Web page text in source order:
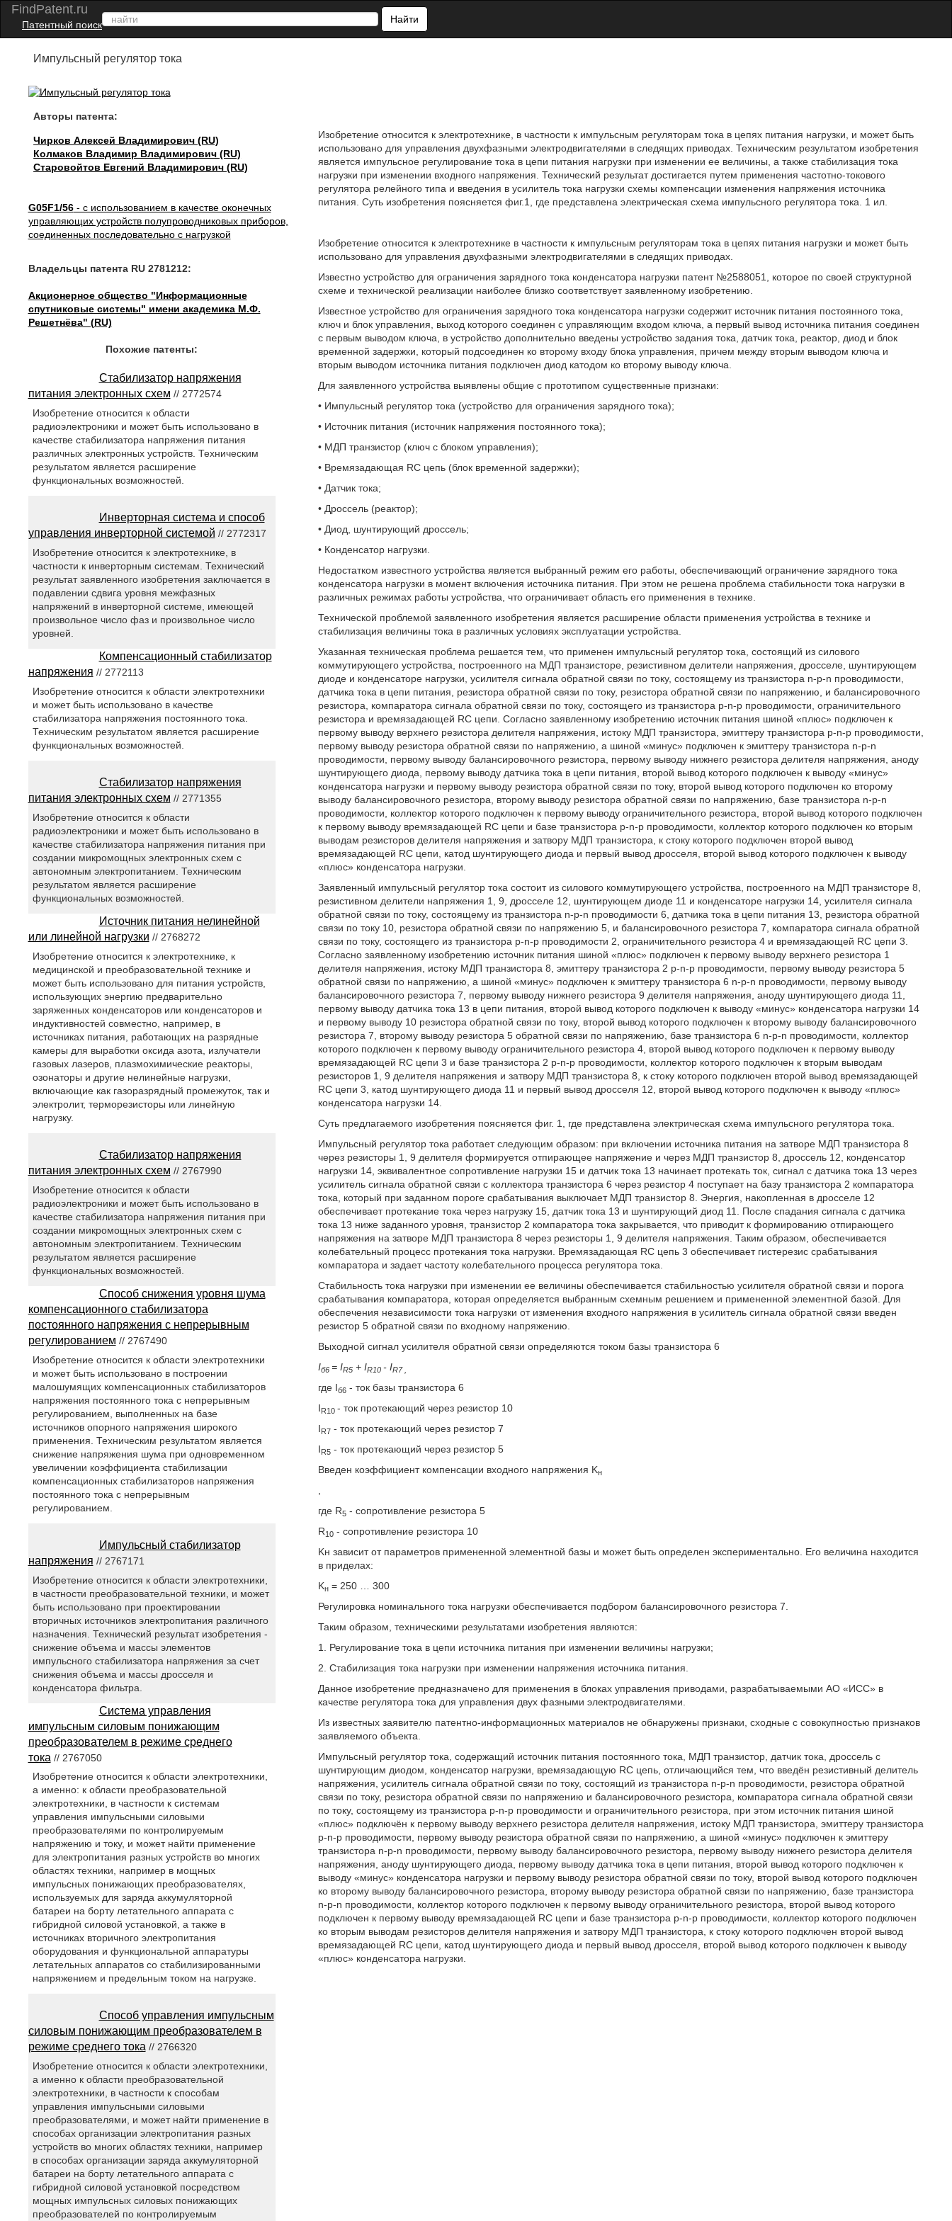
FindPatent.ru
Патентный поиск
Найти
Импульсный регулятор тока
Авторы патента:
Чирков Алексей Владимирович (RU)
Колмаков Владимир Владимирович (RU)
Старовойтов Евгений Владимирович (RU)
G05F1/56- с использованием в качестве оконечных
управляющих устройств полупроводниковых приборов,
соединенных последовательно с нагрузкой
Владельцы патента RU 2781212:
Акционерное общество "Информационные
спутниковые системы" имени академика М.Ф.
Решетнёва" (RU)
Изобретение относится к электротехнике, в частности к импульсным регуляторам тока в цепях питания нагрузки, и может быть
использовано для управления двухфазными электродвигателями в следящих приводах. Техническим результатом изобретения
является импульсное регулирование тока в цепи питания нагрузки при изменении ее величины, а также стабилизация тока
нагрузки при изменении входного напряжения. Технический результат достигается путем применения частотно-токового
регулятора релейного типа и введения в усилитель тока нагрузки схемы компенсации изменения напряжения источника
питания. Суть изобретения поясняется фиг.1, где представлена электрическая схема импульсного регулятора тока. 1 ил.
Изобретение относится к электротехнике в частности к импульсным регуляторам тока в цепях питания нагрузки и может быть
использовано для управления двухфазными электродвигателями в следящих приводах.
Известно устройство для ограничения зарядного тока конденсатора нагрузки патент №2588051, которое по своей структурной
схеме и технической реализации наиболее близко соответствует заявленному изобретению.
Известное устройство для ограничения зарядного тока конденсатора нагрузки содержит источник питания постоянного тока,
ключ и блок управления, выход которого соединен с управляющим входом ключа, а первый вывод источника питания соединен
с первым выводом ключа, в устройство дополнительно введены устройство задания тока, датчик тока, реактор, диод и блок
временной задержки, который подсоединен ко второму входу блока управления, причем между вторым выводом ключа и
вторым выводом источника питания подключен диод катодом ко второму выводу ключа.
Для заявленного устройства выявлены общие с прототипом существенные признаки:
• Импульсный регулятор тока (устройство для ограничения зарядного тока);
• Источник питания (источник напряжения постоянного тока);
• МДП транзистор (ключ с блоком управления);
• Времязадающая RC цепь (блок временной задержки);
• Датчик тока;
• Дроссель (реактор);
• Диод, шунтирующий дроссель;
• Конденсатор нагрузки.
Недостатком известного устройства является выбранный режим его работы, обеспечивающий ограничение зарядного тока
конденсатора нагрузки в момент включения источника питания. При этом не решена проблема стабильности тока нагрузки в
различных режимах работы устройства, что ограничивает область его применения в технике.
Технической проблемой заявленного изобретения является расширение области применения устройства в технике и
стабилизация величины тока в различных условиях эксплуатации устройства.
Указанная техническая проблема решается тем, что применен импульсный регулятор тока, состоящий из силового
коммутирующего устройства, построенного на МДП транзисторе, резистивном делители напряжения, дросселе, шунтирующем
диоде и конденсаторе нагрузки, усилителя сигнала обратной связи по току, состоящему из транзистора n-p-n проводимости,
датчика тока в цепи питания, резистора обратной связи по току, резистора обратной связи по напряжению, и балансировочного
резистора, компаратора сигнала обратной связи по току, состоящего из транзистора p-n-p проводимости, ограничительного
резистора и времязадающей RC цепи. Согласно заявленному изобретению источник питания шиной «плюс» подключен к
первому выводу верхнего резистора делителя напряжения, истоку МДП транзистора, эмиттеру транзистора p-n-p проводимости,
первому выводу резистора обратной связи по напряжению, а шиной «минус» подключен к эмиттеру транзистора n-p-n
проводимости, первому выводу балансировочного резистора, первому выводу нижнего резистора делителя напряжения, аноду
шунтирующего диода, первому выводу датчика тока в цепи питания, второй вывод которого подключен к выводу «минус»
конденсатора нагрузки и первому выводу резистора обратной связи по току, второй вывод которого подключен ко второму
выводу балансировочного резистора, второму выводу резистора обратной связи по напряжению, базе транзистора n-p-n
проводимости, коллектор которого подключен к первому выводу ограничительного резистора, второй вывод которого подключен
к первому выводу времязадающей RC цепи и базе транзистора p-n-p проводимости, коллектор которого подключен ко вторым
выводам резисторов делителя напряжения и затвору МДП транзистора, к стоку которого подключен второй вывод
времязадающей RC цепи, катод шунтирующего диода и первый вывод дросселя, второй вывод которого подключен к выводу
«плюс» конденсатора нагрузки.
Заявленный импульсный регулятор тока состоит из силового коммутирующего устройства, построенного на МДП транзисторе 8,
резистивном делители напряжения 1, 9, дросселе 12, шунтирующем диоде 11 и конденсаторе нагрузки 14, усилителя сигнала
обратной связи по току, состоящему из транзистора n-p-n проводимости 6, датчика тока в цепи питания 13, резистора обратной
связи по току 10, резистора обратной связи по напряжению 5, и балансировочного резистора 7, компаратора сигнала обратной
связи по току, состоящего из транзистора p-n-p проводимости 2, ограничительного резистора 4 и времязадающей RC цепи 3.
Согласно заявленному изобретению источник питания шиной «плюс» подключен к первому выводу верхнего резистора 1
делителя напряжения, истоку МДП транзистора 8, эмиттеру транзистора 2 p-n-p проводимости, первому выводу резистора 5
обратной связи по напряжению, а шиной «минус» подключен к эмиттеру транзистора 6 n-p-n проводимости, первому выводу
балансировочного резистора 7, первому выводу нижнего резистора 9 делителя напряжения, аноду шунтирующего диода 11,
первому выводу датчика тока 13 в цепи питания, второй вывод которого подключен к выводу «минус» конденсатора нагрузки 14
и первому выводу 10 резистора обратной связи по току, второй вывод которого подключен к второму выводу балансировочного
резистора 7, второму выводу резистора 5 обратной связи по напряжению, базе транзистора 6 n-p-n проводимости, коллектор
которого подключен к первому выводу ограничительного резистора 4, второй вывод которого подключен к первому выводу
времязадающей RC цепи 3 и базе транзистора 2 p-n-p проводимости, коллектор которого подключен к вторым выводам
резисторов 1, 9 делителя напряжения и затвору МДП транзистора 8, к стоку которого подключен второй вывод времязадающей
RC цепи 3, катод шунтирующего диода 11 и первый вывод дросселя 12, второй вывод которого подключен к выводу «плюс»
конденсатора нагрузки 14.
Суть предлагаемого изобретения поясняется фиг. 1, где представлена электрическая схема импульсного регулятора тока.
Импульсный регулятор тока работает следующим образом: при включении источника питания на затворе МДП транзистора 8
через резисторы 1, 9 делителя формируется отпирающее напряжение и через МДП транзистор 8, дроссель 12, конденсатор
нагрузки 14, эквивалентное сопротивление нагрузки 15 и датчик тока 13 начинает протекать ток, сигнал с датчика тока 13 через
усилитель сигнала обратной связи с коллектора транзистора 6 через резистор 4 поступает на базу транзистора 2 компаратора
тока, который при заданном пороге срабатывания выключает МДП транзистор 8. Энергия, накопленная в дросселе 12
обеспечивает протекание тока через нагрузку 15, датчик тока 13 и шунтирующий диод 11. После спадания сигнала с датчика
тока 13 ниже заданного уровня, транзистор 2 компаратора тока закрывается, что приводит к формированию отпирающего
напряжения на затворе МДП транзистора 8 через резисторы 1, 9 делителя напряжения. Таким образом, обеспечивается
колебательный процесс протекания тока нагрузки. Времязадающая RC цепь 3 обеспечивает гистерезис срабатывания
компаратора и задает частоту колебательного процесса регулятора тока.
Стабильность тока нагрузки при изменении ее величины обеспечивается стабильностью усилителя обратной связи и порога
срабатывания компаратора, которая определяется выбранным схемным решением и примененной элементной базой. Для
обеспечения независимости тока нагрузки от изменения входного напряжения в усилитель сигнала обратной связи введен
резистор 5 обратной связи по входному напряжению.
Выходной сигнал усилителя обратной связи определяются током базы транзистора 6
Iб6 = IR5 + IR10 - IR7,
где Iб6 - ток базы транзистора 6
IR10- ток протекающий через резистор 10
IR7 - ток протекающий через резистор 7
IR5 - ток протекающий через резистор 5
Введен коэффициент компенсации входного напряжения Kн
где R5 - сопротивление резистора 5
R10 - сопротивление резистора 10
Kн зависит от параметров примененной элементной базы и может быть определен экспериментально. Его величина находится
в приделах:
Kн = 250 … 300
Регулировка номинального тока нагрузки обеспечивается подбором балансировочного резистора 7.
Таким образом, техническими результатами изобретения являются:
1. Регулирование тока в цепи источника питания при изменении величины нагрузки;
2. Стабилизация тока нагрузки при изменении напряжения источника питания.
Данное изобретение предназначено для применения в блоках управления приводами, разрабатываемыми АО «ИСС» в
качестве регулятора тока для управления двух фазными электродвигателями.
Из известных заявителю патентно-информационных материалов не обнаружены признаки, сходные с совокупностью признаков
заявляемого объекта.
Импульсный регулятор тока, содержащий источник питания постоянного тока, МДП транзистор, датчик тока, дроссель с
шунтирующим диодом, конденсатор нагрузки, времязадающую RC цепь, отличающийся тем, что введён резистивный делитель
напряжения, усилитель сигнала обратной связи по току, состоящий из транзистора n-p-n проводимости, резистора обратной
связи по току, резистора обратной связи по напряжению и балансировочного резистора, компаратора сигнала обратной связи
по току, состоящему из транзистора p-n-p проводимости и ограничительного резистора, при этом источник питания шиной
«плюс» подключён к первому выводу верхнего резистора делителя напряжения, истоку МДП транзистора, эмиттеру транзистора
p-n-p проводимости, первому выводу резистора обратной связи по напряжению, а шиной «минус» подключен к эмиттеру
транзистора n-p-n проводимости, первому выводу балансировочного резистора, первому выводу нижнего резистора делителя
напряжения, аноду шунтирующего диода, первому выводу датчика тока в цепи питания, второй вывод которого подключен к
выводу «минус» конденсатора нагрузки и первому выводу резистора обратной связи по току, второй вывод которого подключен
ко второму выводу балансировочного резистора, второму выводу резистора обратной связи по напряжению, базе транзистора
n-p-n проводимости, коллектор которого подключен к первому выводу ограничительного резистора, второй вывод которого
подключен к первому выводу времязадающей RC цепи и базе транзистора p-n-p проводимости, коллектор которого подключен
ко вторым выводам резисторов делителя напряжения и затвору МДП транзистора, к стоку которого подключен второй вывод
времязадающей RC цепи, катод шунтирующего диода и первый вывод дросселя, второй вывод которого подключен к выводу
«плюс» конденсатора нагрузки.
Похожие патенты:
Стабилизатор напряжения
питания электронных схем // 2772574
Изобретение относится к области
радиоэлектроники и может быть использовано в
качестве стабилизатора напряжения питания
различных электронных устройств. Техническим
результатом является расширение
функциональных возможностей.
Инверторная система и способ
управления инверторной системой // 2772317
Изобретение относится к электротехнике, в
частности к инверторным системам. Технический
результат заявленного изобретения заключается в
подавлении сдвига уровня межфазных
напряжений в инверторной системе, имеющей
произвольное число фаз и произвольное число
уровней.
Компенсационный стабилизатор
напряжения // 2772113
Изобретение относится к области электротехники
и может быть использовано в качестве
стабилизатора напряжения постоянного тока.
Техническим результатом является расширение
функциональных возможностей.
Стабилизатор напряжения
питания электронных схем // 2771355
Изобретение относится к области
радиоэлектроники и может быть использовано в
качестве стабилизатора напряжения питания при
создании микромощных электронных схем с
автономным электропитанием. Техническим
результатом является расширение
функциональных возможностей.
Источник питания нелинейной
или линейной нагрузки // 2768272
Изобретение относится к электротехнике, к
медицинской и преобразовательной технике и
может быть использовано для питания устройств,
использующих энергию предварительно
заряженных конденсаторов или конденсаторов и
индуктивностей совместно, например, в
источниках питания, работающих на разрядные
камеры для выработки оксида азота, излучатели
газовых лазеров, плазмохимические реакторы,
озонаторы и другие нелинейные нагрузки,
включающие как газоразрядный промежуток, так и
электролит, терморезисторы или линейную
нагрузку.
Стабилизатор напряжения
питания электронных схем // 2767990
Изобретение относится к области
радиоэлектроники и может быть использовано в
качестве стабилизатора напряжения питания при
создании микромощных электронных схем с
автономным электропитанием. Техническим
результатом является расширение
функциональных возможностей.
Способ снижения уровня шума
компенсационного стабилизатора
постоянного напряжения с непрерывным
регулированием // 2767490
Изобретение относится к области электротехники
и может быть использовано в построении
малошумящих компенсационных стабилизаторов
напряжения постоянного тока с непрерывным
регулированием, выполненных на базе
источников опорного напряжения широкого
применения. Техническим результатом является
снижение напряжения шума при одновременном
увеличении коэффициента стабилизации
компенсационных стабилизаторов напряжения
постоянного тока с непрерывным
регулированием.
Импульсный стабилизатор
напряжения // 2767171
Изобретение относится к области электротехники,
в частности преобразовательной техники, и может
быть использовано при проектировании
вторичных источников электропитания различного
назначения. Технический результат изобретения -
снижение объема и массы элементов
импульсного стабилизатора напряжения за счет
снижения объема и массы дросселя и
конденсатора фильтра.
Система управления
импульсным силовым понижающим
преобразователем в режиме среднего
тока // 2767050
Изобретение относится к области электротехники,
а именно: к области преобразовательной
электротехники, в частности к системам
управления импульсными силовыми
преобразователями по контролируемым
напряжению и току, и может найти применение
для электропитания разных устройств во многих
областях техники, например в мощных
импульсных понижающих преобразователях,
используемых для заряда аккумуляторной
батареи на борту летательного аппарата с
гибридной силовой установкой, а также в
источниках вторичного электропитания
оборудования и функциональной аппаратуры
летательных аппаратов со стабилизированными
напряжением и предельным током на нагрузке.
Способ управления импульсным
силовым понижающим преобразователем в
режиме среднего тока// 2766320
Изобретение относится к области электротехники,
а именно к области преобразовательной
электротехники, в частности к способам
управления импульсными силовыми
преобразователями, и может найти применение в
способах организации электропитания разных
устройств во многих областях техники, например
в способах организации заряда аккумуляторной
батареи на борту летательного аппарата с
гибридной силовой установкой посредством
мощных импульсных силовых понижающих
преобразователей по контролируемым